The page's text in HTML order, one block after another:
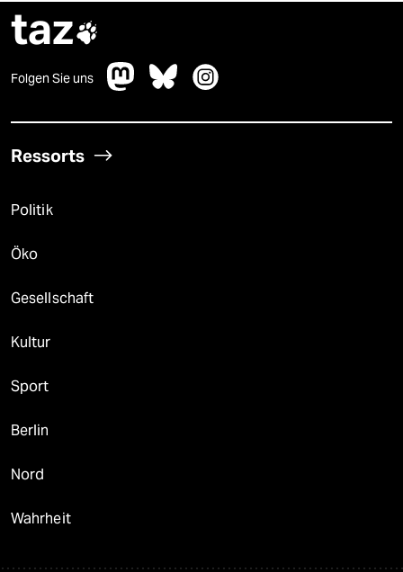
taz
Folgen Sie uns
Ressorts
Politik
Öko
Gesellschaft
Kultur
Sport
Berlin
Nord
Wahrheit